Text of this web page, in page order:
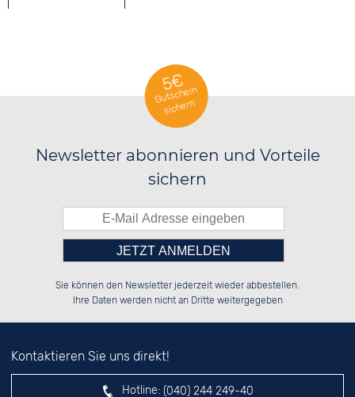
5€
Gutschein
sichern
Newsletter abonnieren und Vorteile
sichern
██░░██░░██░░██░░██░░██░░██░░██░░
██████░░██████░░██████░░██████░░
██░░██░░██░░██░░░░░░██░░██░░██░░
Bitte tragen Sie die Zahl in
das nebenstehende Feld ein.
Sie können den Newsletter jederzeit wieder abbestellen.
Ihre Daten werden nicht an Dritte weitergegeben
Kontaktieren Sie uns direkt!
Hotline: (040) 244 249-40